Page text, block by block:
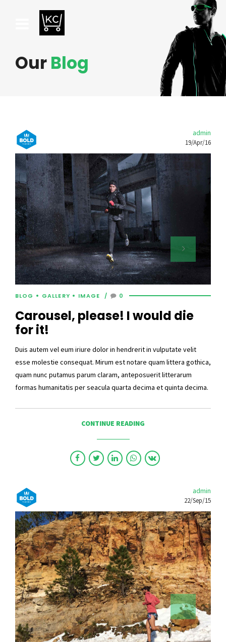
OurBlog
admin
19/Apr/16
BLOG GALLERY IMAGE 0
Carousel, please! I would die
for it!
Duis autem vel eum iriure dolor in hendrerit in vulputate velit
esse molestie consequat. Mirum est notare quam littera gothica,
quam nunc putamus parum claram, anteposuerit litterarum
formas humanitatis per seacula quarta decima et quinta decima.
CONTINUE READING
admin
22/Sep/15